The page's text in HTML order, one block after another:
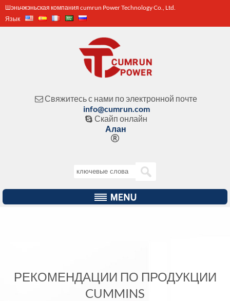
Шэньчжэньская компания cumrun Power Technology Co., Ltd.
Язык
 Свяжитесь с нами по электронной почте
info@cumrun.com
 Скайп онлайн
Алан

РЕКОМЕНДАЦИИ ПО ПРОДУКЦИИ
CUMMINS